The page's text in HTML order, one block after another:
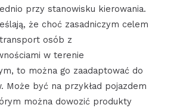
przy stanowisku kierowania.
że choć zasadniczym celem
osób z
w terenie
to można go zaadaptować do
Może być na przykład pojazdem
można dowozić produkty